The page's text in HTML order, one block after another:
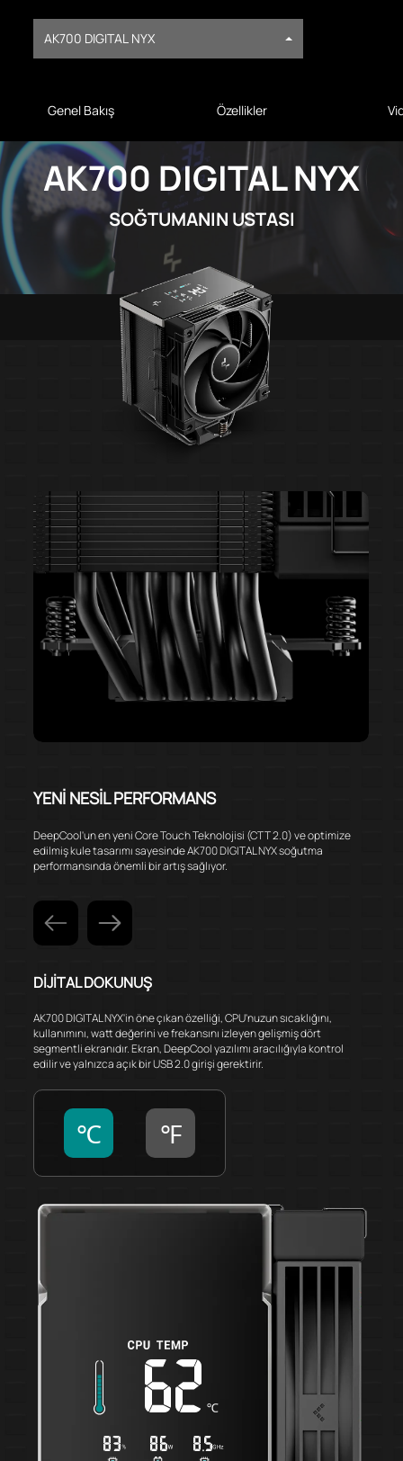
AK700 DIGITAL NYX
Genel Bakış Özellikler
AK700 DIGITAL NYX
SOĞTUMANIN USTASI
YENİ NESİL PERFORMANS
DeepCool'un en yeni Core Touch Teknolojisi (CTT 2.0) ve optimize
edilmiş kule tasarımı sayesinde AK700 DIGITAL NYX soğutma
performansında önemli bir artış sağlıyor.
DİJİTAL DOKUNUŞ
AK700 DIGITAL NYX'in öne çıkan özelliği, CPU'nuzun sıcaklığını,
kullanımını, watt değerini ve frekansını izleyen gelişmiş dört
segmentli ekranıdır. Ekran, DeepCool yazılımı aracılığıyla kontrol
edilir ve yalnızca açık bir USB 2.0 girişi gerektirir.
℃ ℉